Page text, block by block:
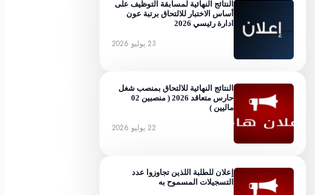
النتائج النهائية لمسابقة التوظيف على
أساس الاختبار للالتحاق برتبة عون
ادارة رئيسي 2026
23 يوليو 2026
النتائج النهائية للالتحاق بمنصب شغل
حارس متعاقد 2026 ( منصبين 02
ماليين )
22 يوليو 2026
إعلان للطلبة اللذين تجاوزوا عدد
التسجيلات المسموح به